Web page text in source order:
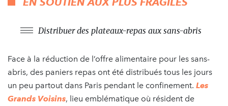
Distribuer des plateaux-repas aux sans-abris
Face à la réduction de l’offre alimentaire pour les sans-
abris, des paniers repas ont été distribués tous les jours
un peu partout dans Paris pendant le confinement. Les
Grands Voisins, lieu emblématique où résident de